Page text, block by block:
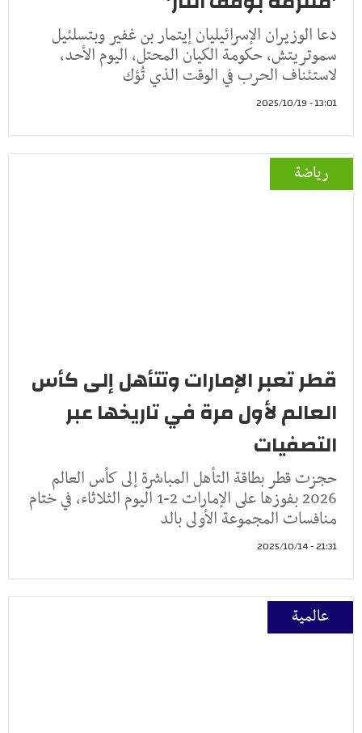
دعا الوزيران الإسرائيليان إيتمار بن غفير وبتسلئيل
سموتريتش، حكومة الكيان المحتل، اليوم الأحد،
لاستئناف الحرب في الوقت الذي تُؤك
13:01 - 2025/10/19
رياضة
قطر تعبر الإمارات وتتأهل إلى كأس
العالم لأول مرة في تاريخها عبر
التصفيات
حجزت قطر بطاقة التأهل المباشرة إلى كأس العالم
2026 بفوزها على الإمارات 2-1 اليوم الثلاثاء، في ختام
منافسات المجموعة الأولى بالد
21:31 - 2025/10/14
عالمية